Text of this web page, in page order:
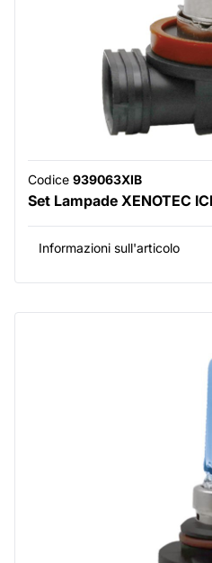
Codice 939063XIB
Set Lampade XENOTEC
Informazioni sull'articolo